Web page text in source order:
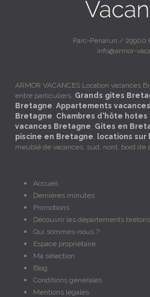
Parc-Penarun / 29900
info@armor-
ARMOR VACANCES Location vacances
entre particuliers, Grands gites
Bretagne Appartements
Bretagne Chambres d'hôte hotes
vacances Bretagne Gites en
piscine en Bretagne
locations sur
meublé de vacances, sud, nord, bord de
Accueil
Dernières minutes
Promotions
Découvrir les départements bretons
Qui sommes-nous ?
Espace propriétaire
Ma sélection
Blog
Conditions générales
Mentions légales